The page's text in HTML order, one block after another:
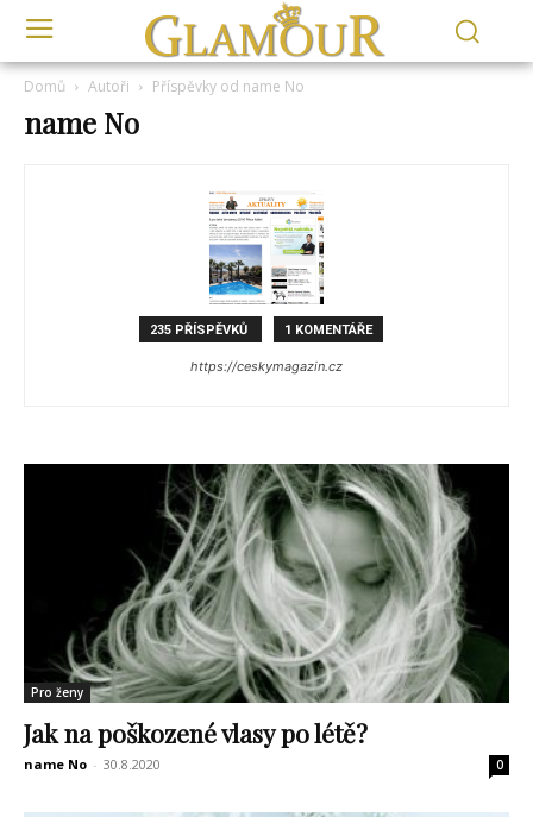
Domů Autoři Příspěvky od name No
name No
235 PŘÍSPĚVKŮ 1 KOMENTÁŘE
https://ceskymagazin.cz
Pro ženy
Jak na poškozené vlasy po létě?
name No - 30.8.2020 0